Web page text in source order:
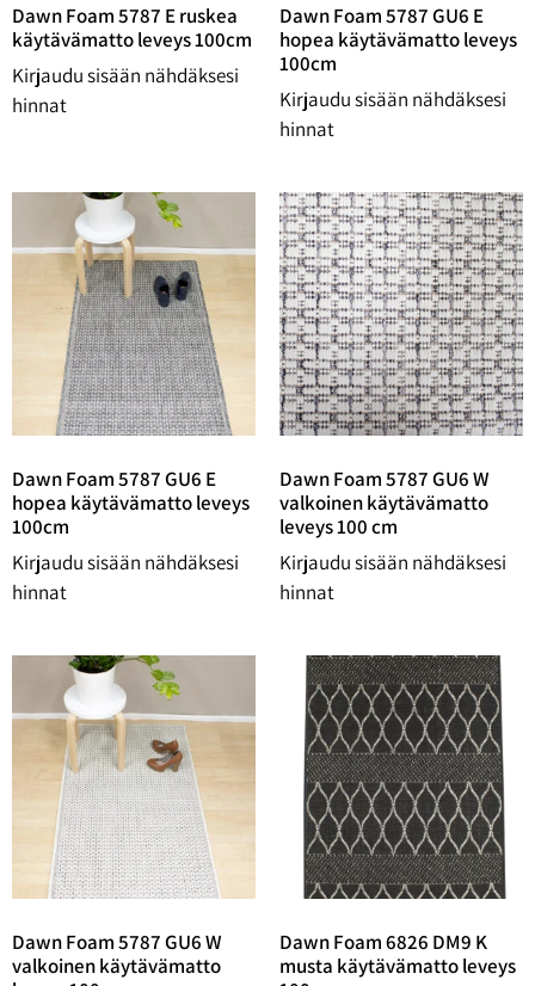
Dawn Foam 5787 E ruskea
käytävämatto leveys 100cm
Kirjaudu sisään nähdäksesi
hinnat
Dawn Foam 5787 GU6 E
hopea käytävämatto leveys
100cm
Kirjaudu sisään nähdäksesi
hinnat
Dawn Foam 5787 GU6 E
hopea käytävämatto leveys
100cm
Kirjaudu sisään nähdäksesi
hinnat
Dawn Foam 5787 GU6 W
valkoinen käytävämatto
leveys 100 cm
Kirjaudu sisään nähdäksesi
hinnat
Dawn Foam 5787 GU6 W
valkoinen käytävämatto
Dawn Foam 6826 DM9 K
musta käytävämatto leveys